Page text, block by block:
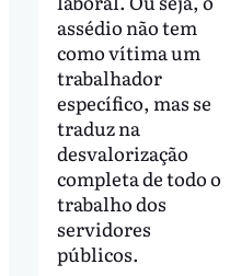
assédio não tem
como vítima um
trabalhador
específico, mas se
traduz na
desvalorização
completa de todo o
trabalho dos
servidores
públicos.